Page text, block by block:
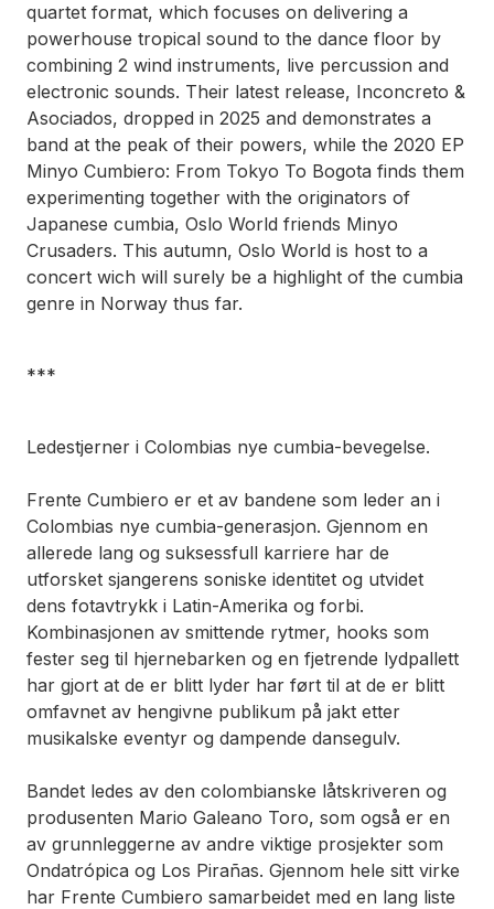
quartet format, which focuses on delivering a
powerhouse tropical sound to the dance floor by
combining 2 wind instruments, live percussion and
electronic sounds. Their latest release, Inconcreto &
Asociados, dropped in 2025 and demonstrates a
band at the peak of their powers, while the 2020 EP
Minyo Cumbiero: From Tokyo To Bogota finds them
experimenting together with the originators of
Japanese cumbia, Oslo World friends Minyo
Crusaders. This autumn, Oslo World is host to a
concert wich will surely be a highlight of the cumbia
genre in Norway thus far.
***
Ledestjerner i Colombias nye cumbia-bevegelse.
Frente Cumbiero er et av bandene som leder an i
Colombias nye cumbia-generasjon. Gjennom en
allerede lang og suksessfull karriere har de
utforsket sjangerens soniske identitet og utvidet
dens fotavtrykk i Latin-Amerika og forbi.
Kombinasjonen av smittende rytmer, hooks som
fester seg til hjernebarken og en fjetrende lydpallett
har gjort at de er blitt lyder har ført til at de er blitt
omfavnet av hengivne publikum på jakt etter
musikalske eventyr og dampende dansegulv.
Bandet ledes av den colombianske låtskriveren og
produsenten Mario Galeano Toro, som også er en
av grunnleggerne av andre viktige prosjekter som
Ondatrópica og Los Pirañas. Gjennom hele sitt virke
har Frente Cumbiero samarbeidet med en lang liste